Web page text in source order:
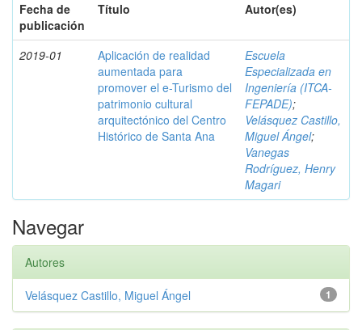
Fecha de
publicación
Título Autor(es)
2019-01
Aplicación de realidad
aumentada para
promover el e-Turismo del
patrimonio cultural
arquitectónico del Centro
Histórico de Santa Ana
Escuela
Especializada en
Ingeniería (ITCA-
FEPADE);
Velásquez Castillo,
Miguel Ángel;
Vanegas
Rodríguez, Henry
Magari
Navegar
Autores
1
Velásquez Castillo, Miguel Ángel